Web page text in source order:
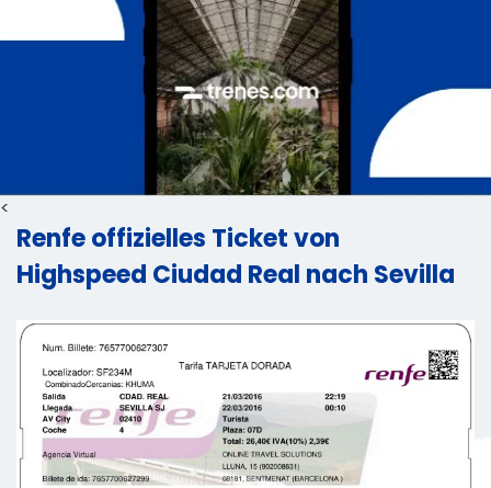
<
Renfe offizielles Ticket von
Highspeed Ciudad Real nach Sevilla